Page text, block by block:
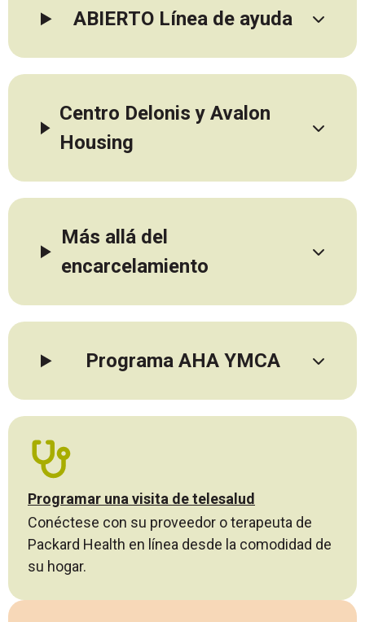
ABIERTO Línea de ayuda
Centro Delonis y Avalon
Housing
Más allá del
encarcelamiento
Programa AHA YMCA
Programar una visita de telesalud
Conéctese con su proveedor o terapeuta de
Packard Health en línea desde la comodidad de
su hogar.